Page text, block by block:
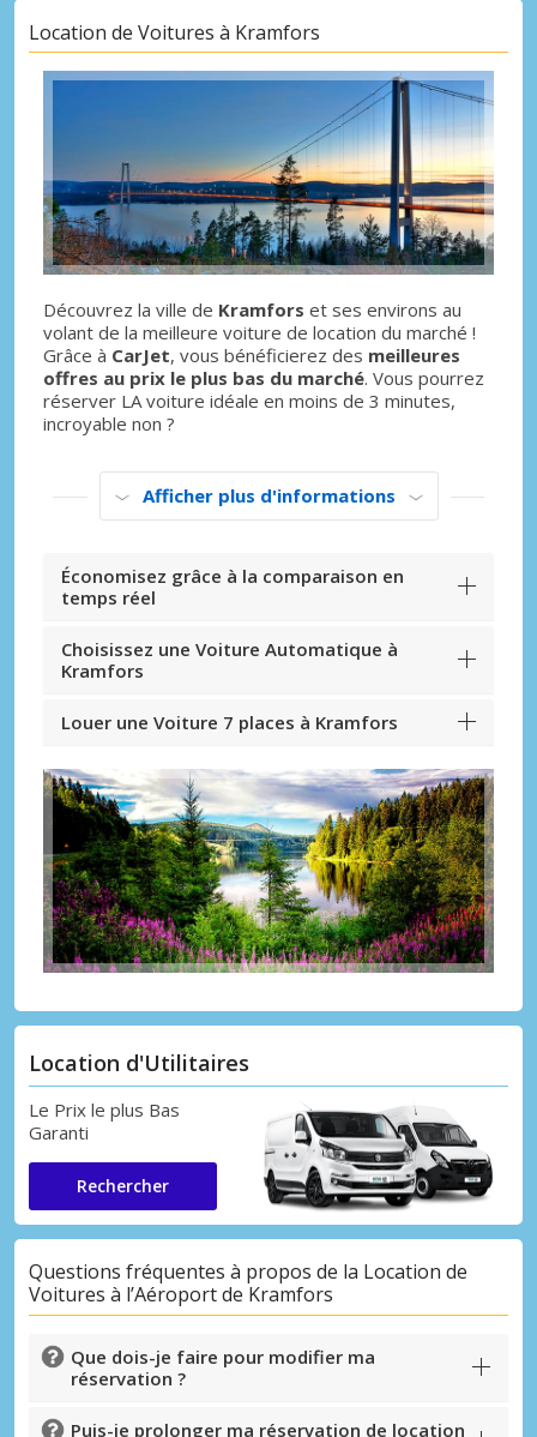
Location de Voitures à Kramfors
Découvrez la ville de Kramfors et ses environs au
volant de la meilleure voiture de location du marché !
Grâce à CarJet, vous bénéficierez des meilleures
offres au prix le plus bas du marché. Vous pourrez
réserver LA voiture idéale en moins de 3 minutes,
incroyable non ?
Afficher plus d'informations
Économisez grâce à la comparaison en
temps réel
Choisissez une Voiture Automatique à
Kramfors
Louer une Voiture 7 places à Kramfors
Location d'Utilitaires
Le Prix le plus Bas
Garanti
Rechercher
Questions fréquentes à propos de la Location de
Voitures à l’Aéroport de Kramfors
Que dois-je faire pour modifier ma
réservation ?
Puis-je prolonger ma réservation de location